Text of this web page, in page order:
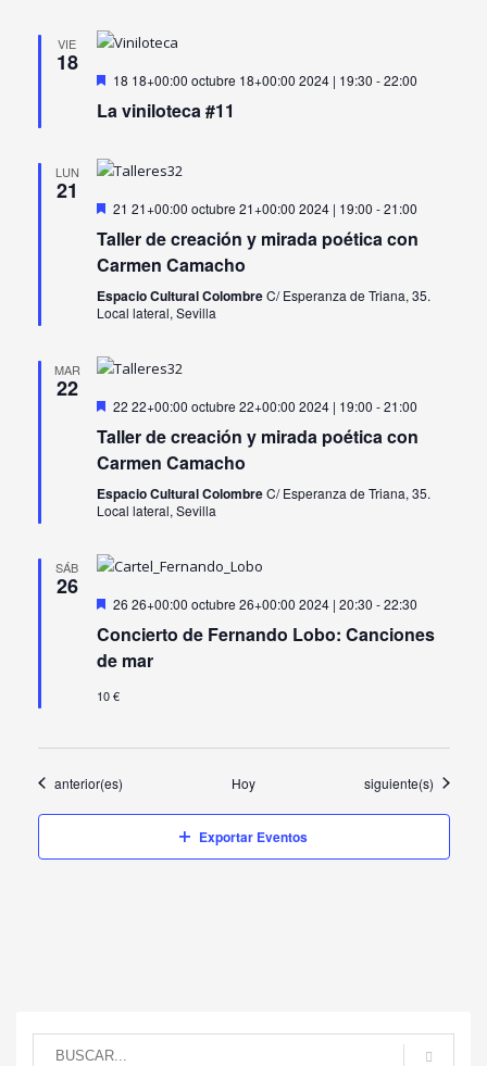
VIE
18
Destacado
18 18+00:00 octubre 18+00:00 2024 | 19:30 -22:00
La viniloteca #11
LUN
21
Destacado
21 21+00:00 octubre 21+00:00 2024 | 19:00 -21:00
Taller de creación y mirada poética con
Carmen Camacho
Espacio Cultural ColombreC/ Esperanza de Triana, 35.
Local lateral, Sevilla
MAR
22
Destacado
22 22+00:00 octubre 22+00:00 2024 | 19:00 -21:00
Taller de creación y mirada poética con
Carmen Camacho
Espacio Cultural ColombreC/ Esperanza de Triana, 35.
Local lateral, Sevilla
SÁB
26
Destacado
26 26+00:00 octubre 26+00:00 2024 | 20:30 -22:30
Concierto de Fernando Lobo: Canciones
de mar
10 €
Eventos
anterior(es) Hoy Eventos
siguiente(s)
Exportar Eventos